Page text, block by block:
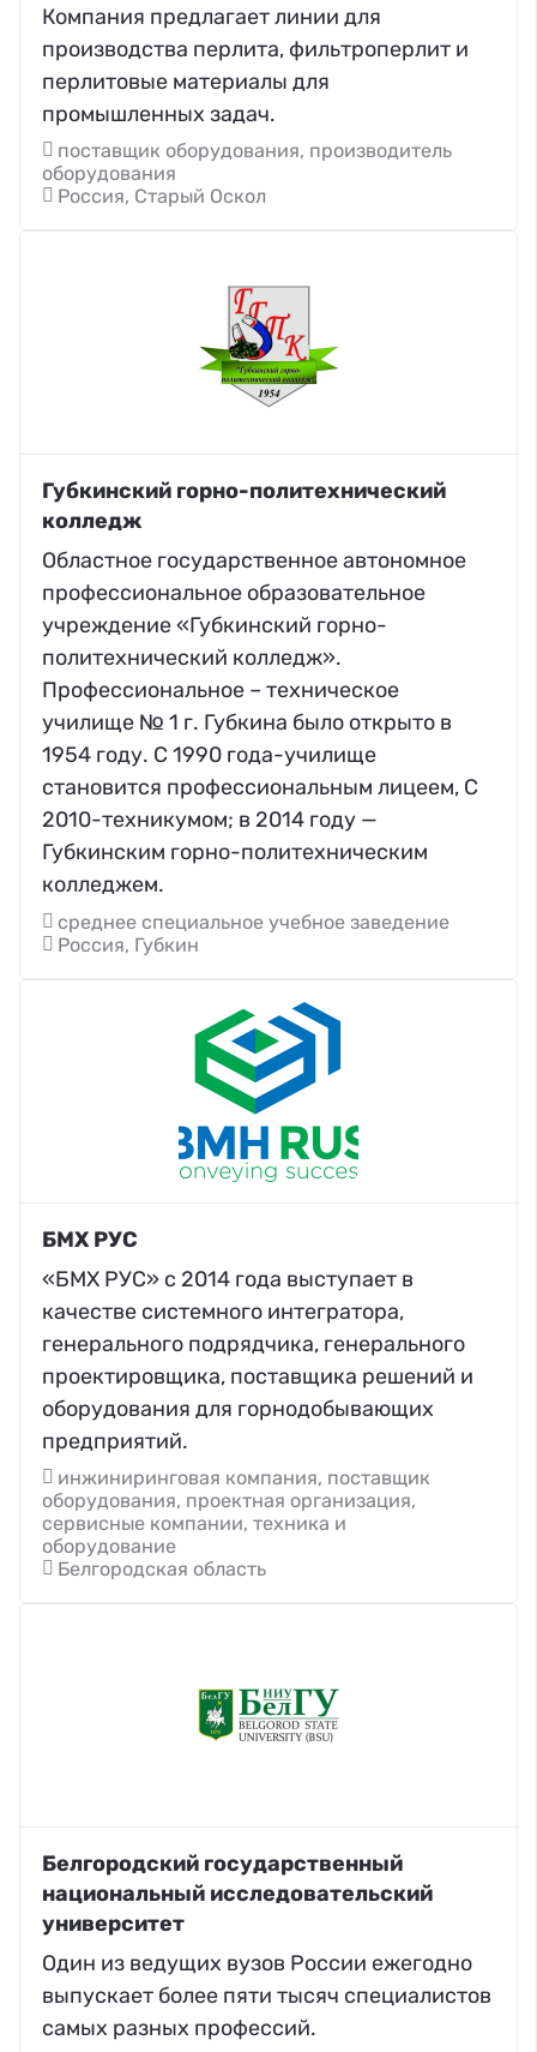
Компания предлагает линии для
производства перлита, фильтроперлит и
перлитовые материалы для
промышленных задач.
поставщик оборудования, производитель
оборудования
Россия, Старый Оскол
Губкинский горно-политехнический
колледж
Областное государственное автономное
профессиональное образовательное
учреждение «Губкинский горно-
политехнический колледж».
Профессиональное – техническое
училище № 1 г. Губкина было открыто в
1954 году. С 1990 года-училище
становится профессиональным лицеем, С
2010-техникумом; в 2014 году —
Губкинским горно-политехническим
колледжем.
среднее специальное учебное заведение
Россия, Губкин
БМХ РУС
«БМХ РУС» с 2014 года выступает в
качестве системного интегратора,
генерального подрядчика, генерального
проектировщика, поставщика решений и
оборудования для горнодобывающих
предприятий.
инжиниринговая компания, поставщик
оборудования, проектная организация,
сервисные компании, техника и
оборудование
Белгородская область
Белгородский государственный
национальный исследовательский
университет
Один из ведущих вузов России ежегодно
выпускает более пяти тысяч специалистов
самых разных профессий.